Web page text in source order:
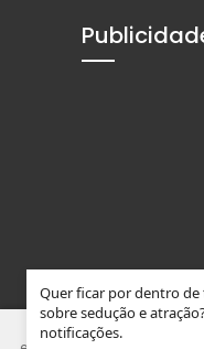
Quer ficar por dentro de
sobre sedução e
notificações.
Este site usa Cookies e